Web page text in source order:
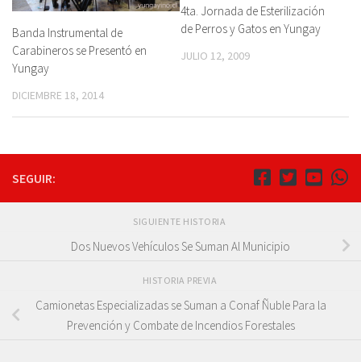
Banda Instrumental de
Carabineros se Presentó en
Yungay
DICIEMBRE 18, 2014
4ta. Jornada de Esterilización
de Perros y Gatos en Yungay
JULIO 12, 2009
SEGUIR:
SIGUIENTE HISTORIA
Dos Nuevos Vehículos Se Suman Al Municipio
HISTORIA PREVIA
Camionetas Especializadas se Suman a Conaf Ñuble Para la
Prevención y Combate de Incendios Forestales